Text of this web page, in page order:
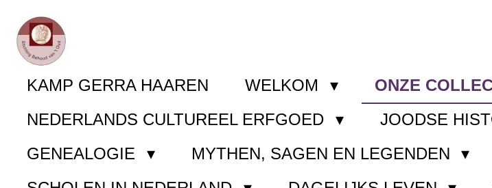
Ga
direct
naar
hoofdinhoud
KAMP GERRA HAAREN WELKOM
ONZE
NEDERLANDS CULTUREEL ERFGOED
JOODSE
GENEALOGIE
MYTHEN, SAGEN EN LEGENDEN